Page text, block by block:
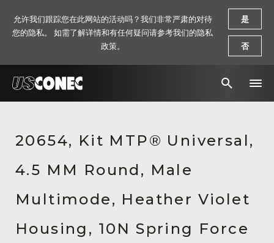
解决方案
产品
资源
关于我们
20654, Kit MTP® Universal,
4.5 MM Round, Male
Multimode, Heather Violet
Housing, 10N Spring Force
允许我们跟踪您在此网站的活动吗？我们非常严肃的对待
您的隐私。 如需了解详情和有任何疑问请参考我们的隐私
政策。
是
否